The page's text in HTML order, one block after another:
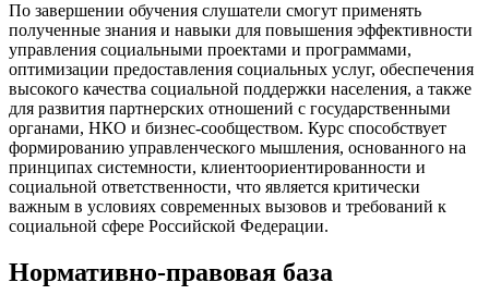
По завершении обучения слушатели смогут применять
полученные знания и навыки для повышения эффективности
управления социальными проектами и программами,
оптимизации предоставления социальных услуг, обеспечения
высокого качества социальной поддержки населения, а также
для развития партнерских отношений с государственными
органами, НКО и бизнес-сообществом. Курс способствует
формированию управленческого мышления, основанного на
принципах системности, клиентоориентированности и
социальной ответственности, что является критически
важным в условиях современных вызовов и требований к
социальной сфере Российской Федерации.
Нормативно-правовая база